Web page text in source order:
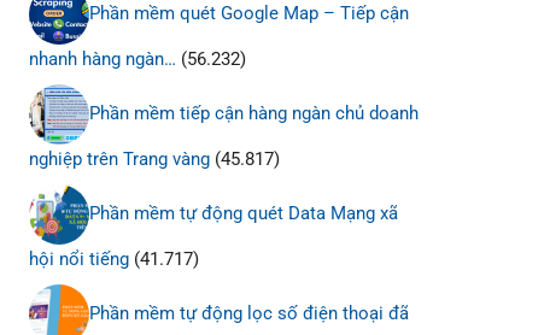
Phần mềm quét Google Map – Tiếp cận
nhanh hàng ngàn… (56.232)
Phần mềm tiếp cận hàng ngàn chủ doanh
nghiệp trên Trang vàng (45.817)
Phần mềm tự động quét Data Mạng xã
hội nổi tiếng (41.717)
Phần mềm tự động lọc số điện thoại đã